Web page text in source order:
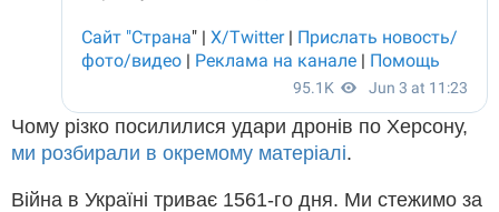
Чому різко посилилися удари дронів по Херсону,
ми розбирали в окремому матеріалі.
Війна в Україні триває 1561-го дня. Ми стежимо за